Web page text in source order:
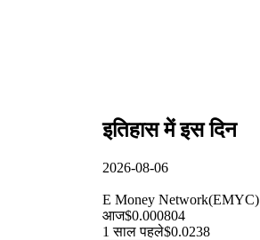
इतिहास में इस दिन
2026-08-06
E Money Network(EMYC)
आज$0.000804
1 साल पहले$0.0238